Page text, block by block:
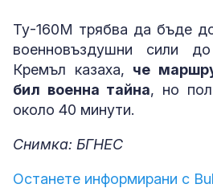
Ту-160М трябва да бъде
военновъздушни сили
Кремъл казаха, че
бил военна тайна, но
около 40 минути.
Снимка: БГНЕС
Останете информирани с